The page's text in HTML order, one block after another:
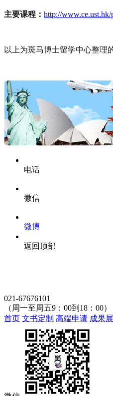
主要课程： http://www.ce.ust.hk/
以上为斑马博士留学中心整理
电话
微信
微博
返回顶部
021-67676101
（周一至周五9：00到18：00）
首页 文书定制 高端申请 成果